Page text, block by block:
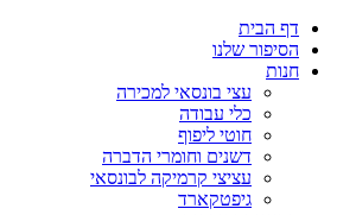
דף הבית
הסיפור שלנו
חנות
עצי בונסאי למכירה
כלי עבודה
חוטי ליפוף
דשנים וחומרי הדברה
עציצי קרמיקה לבונסאי
גיפטקארד